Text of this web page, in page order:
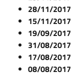
28/11/2017
15/11/2017
19/09/2017
31/08/2017
17/08/2017
08/08/2017